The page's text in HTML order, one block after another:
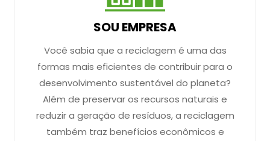
SOU EMPRESA
Você sabia que a reciclagem é uma das
formas mais eficientes de contribuir para o
desenvolvimento sustentável do planeta?
Além de preservar os recursos naturais e
reduzir a geração de resíduos, a reciclagem
também traz benefícios econômicos e